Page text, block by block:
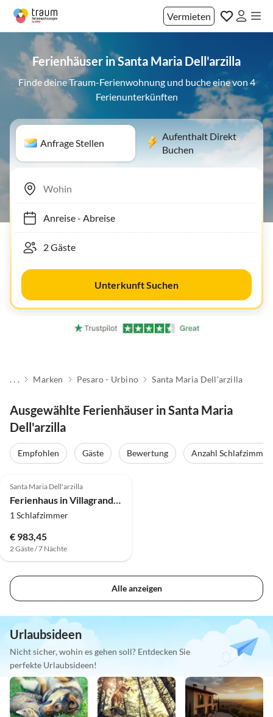
Vermieten
Ferienhäuser in Santa Maria Dell'arzilla
Finde deine Traum-Ferienwohnung und buche eine von 4
Ferienunterkünften
Anfrage Stellen
Aufenthalt Direkt
Buchen
Anreise- Abreise
Unterkunft Suchen
. . . Marken Pesaro - Urbino Santa Maria Dell'arzilla
Ausgewählte Ferienhäuser in Santa Maria
Dell'arzilla
Empfohlen Gäste Bewertung
Anzahl Schlafzimmer
Santa Maria Dell'arzilla
Ferienhaus in Villagrande mit Pool & Strandnähe
1 Schlafzimmer
€ 983,45
2 Gäste / 7 Nächte
Alle anzeigen
Urlaubsideen
Nicht sicher, wohin es gehen soll? Entdecken Sie
perfekte Urlaubsideen!